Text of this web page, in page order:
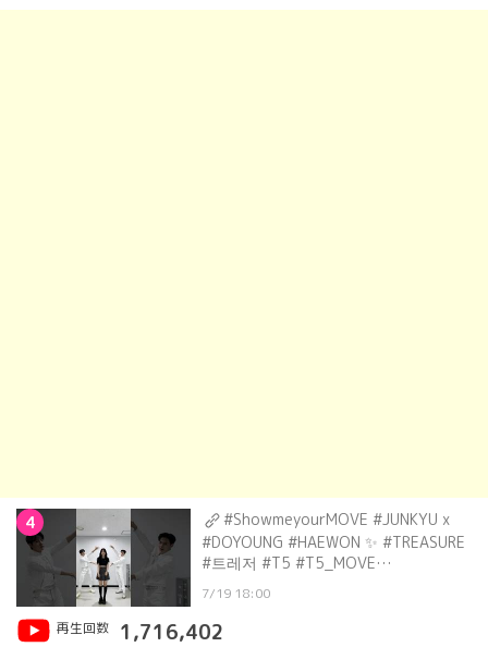
4
#ShowmeyourMOVE #JUNKYU x
#DOYOUNG #HAEWON ✨ #TREASURE
#트레저 #T5 #T5_MOVE
7/19 18:00
再生回数
1,716,402